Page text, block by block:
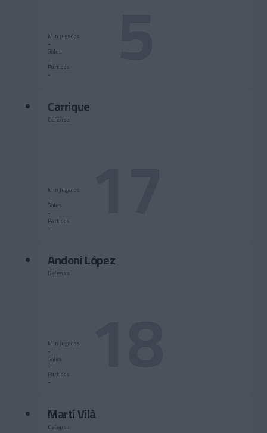
Min jugados
-
Goles
-
Partidos
-
Carrique
Defensa
Min jugados
-
Goles
-
Partidos
-
Andoni López
Defensa
Min jugados
-
Goles
-
Partidos
-
Martí Vilà
Defensa